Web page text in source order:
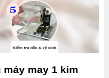
may 1 kim